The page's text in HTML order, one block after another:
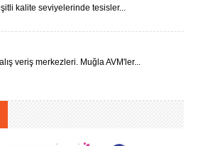
kalite seviyelerinde tesisler...
veriş merkezleri. Muğla AVM'ler...